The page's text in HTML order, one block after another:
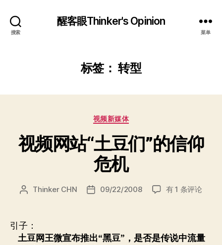
搜索
醒客眼Thinker's Opinion
菜单
标签：转型
分
视频新媒体
视频网站“土豆们”的信仰
危机
文
者
Thinker CHN
发 09/22/2008
视
“土
豆
有 1 条评论
引子：
土豆网王微宣布推出“黑豆” ，是否是传说中流量